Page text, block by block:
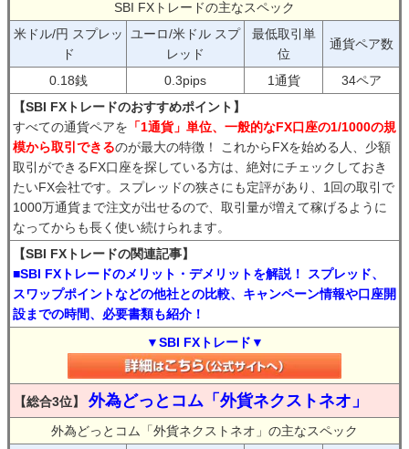
SBI FXトレードの主なスペック
米ドル/円 スプレッ
ド
ユーロ/米ドル スプ
レッド
最低取引単
位
通貨ペア数
0.18銭 0.3pips 1通貨
34ペア
【SBI FXトレードのおすすめポイント】
すべての通貨ペアを 「1通貨」単位、一般的なFX口座の1/1000の規
模から取引できるのが最大の特徴！ これからFXを始める人、少額
取引ができるFX口座を探している方は、絶対にチェックしておき
たいFX会社です。スプレッドの狭さにも定評があり、1回の取引で
1000万通貨まで注文が出せるので、取引量が増えて稼げるように
なってからも長く使い続けられます。
【SBI FXトレードの関連記事】
■SBI FXトレードのメリット・デメリットを解説！ スプレッド、
スワップポイントなどの他社との比較、キャンペーン情報や口座開
設までの時間、必要書類も紹介！
▼SBI FXトレード▼
【総合3位】 外為どっとコム「外貨ネクストネオ」
外為どっとコム「外貨ネクストネオ」の主なスペック